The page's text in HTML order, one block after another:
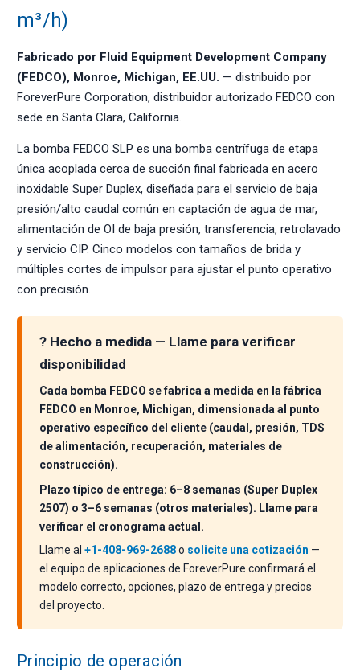
m³/h)
Fabricado por Fluid Equipment Development Company
(FEDCO), Monroe, Michigan, EE.UU. — distribuido por
ForeverPure Corporation, distribuidor autorizado FEDCO con
sede en Santa Clara, California.
La bomba FEDCO SLP es una bomba centrífuga de etapa
única acoplada cerca de succión final fabricada en acero
inoxidable Super Duplex, diseñada para el servicio de baja
presión/alto caudal común en captación de agua de mar,
alimentación de OI de baja presión, transferencia, retrolavado
y servicio CIP. Cinco modelos con tamaños de brida y
múltiples cortes de impulsor para ajustar el punto operativo
con precisión.
? Hecho a medida — Llame para verificar
disponibilidad
Cada bomba FEDCO se fabrica a medida en la fábrica
FEDCO en Monroe, Michigan, dimensionada al punto
operativo específico del cliente (caudal, presión, TDS
de alimentación, recuperación, materiales de
construcción).
Plazo típico de entrega: 6–8 semanas (Super Duplex
2507) o 3–6 semanas (otros materiales). Llame para
verificar el cronograma actual.
Llame al +1-408-969-2688o solicite una cotización —
el equipo de aplicaciones de ForeverPure confirmará el
modelo correcto, opciones, plazo de entrega y precios
del proyecto.
Principio de operación